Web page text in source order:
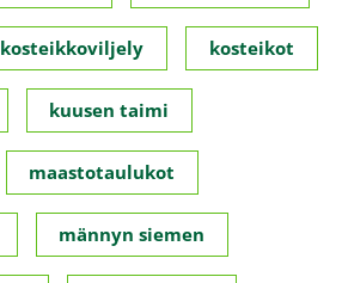
kosteikkoviljely kosteikot
kuusen taimi
maastotaulukot
männyn siemen